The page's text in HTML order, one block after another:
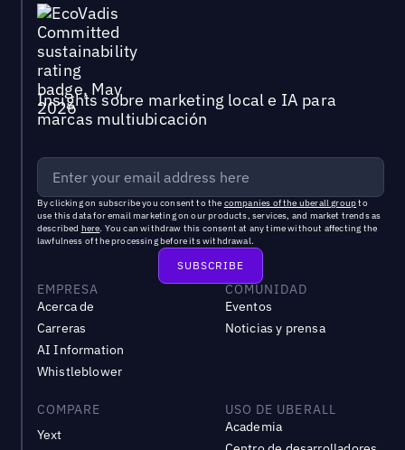
Insights sobre marketing local e IA para
marcas multiubicación
By clicking on subscribe you consent to the companies of the uberall groupto
use this data for email marketing on our products, services, and market trends as
described here. You can withdraw this consent at any time without affecting the
lawfulness of the processing before its withdrawal.
EMPRESA
Acerca de
Carreras
AI Information
Whistleblower
COMUNIDAD
Eventos
Noticias y prensa
COMPARE
Yext
USO DE UBERALL
Academia